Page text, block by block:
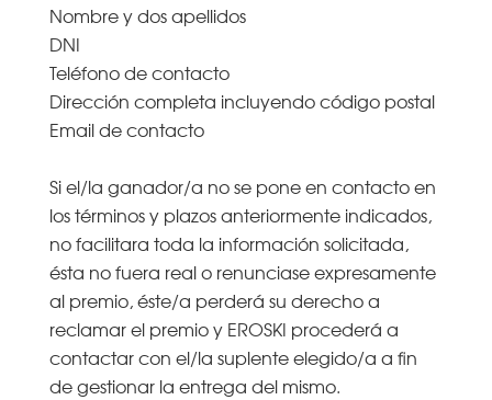
Nombre y dos apellidos
DNI
Teléfono de contacto
Dirección completa incluyendo código postal
Email de contacto
Si el/la ganador/a no se pone en contacto en
los términos y plazos anteriormente indicados,
no facilitara toda la información solicitada,
ésta no fuera real o renunciase expresamente
al premio, éste/a perderá su derecho a
reclamar el premio y EROSKI procederá a
contactar con el/la suplente elegido/a a fin
de gestionar la entrega del mismo.